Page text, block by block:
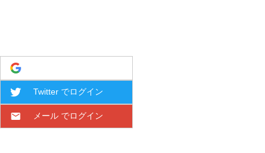
Twitter でログイン
メール でログイン